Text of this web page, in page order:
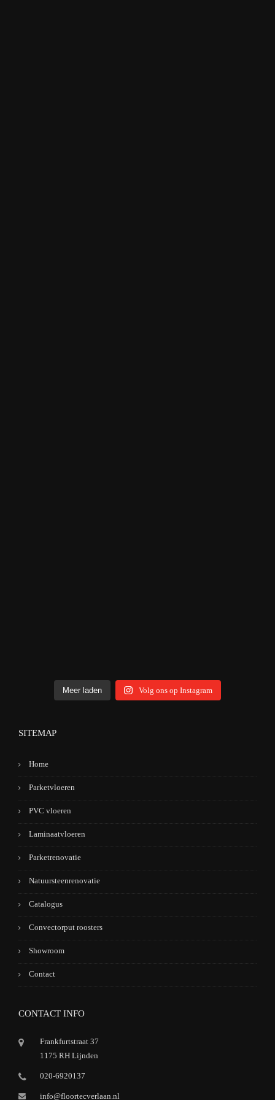
Meer laden Volg ons op Instagram
SITEMAP
Home
Parketvloeren
PVC vloeren
Laminaatvloeren
Parketrenovatie
Natuursteenrenovatie
Catalogus
Convectorput roosters
Showroom
Contact
CONTACT INFO
Frankfurtstraat 37
1175 RH Lijnden
020-6920137
info@floortecverlaan.nl